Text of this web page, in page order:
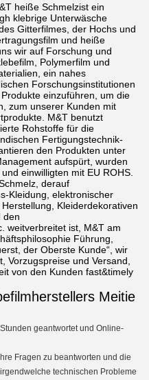
heiße Schmelzist ein
klebrige Unterwäsche
Gitterfilmes, der Hochs und
und heiße
wir auf Forschung und
Polymerfilm und
ein nahes
Forschungsinstitutionen
einzuführen, um die
zum unserer Kunden mit
M&T benutzt
Rohstoffe für die
Fertigungstechnik-
den Produkten unter
aufspürt, wurden
einwilligten mit EU ROHS.
derauf
Kleidung, elektronischer
Kleiderdekorativen
den
weitverbreitet ist, M&T am
Führung,
der Oberste Kunde“, wir
Vorzugspreise und Versand,
von den Kunden fast&timely
Meitie
geantwortet und Online-
Fragen zu beantworten und die
technischen Probleme